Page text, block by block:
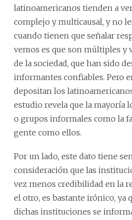
latinoamericanos tienden a
complejo y multicausal, y no
cuando tienen que señalar
vemos es que son múltiples y
de la sociedad, que han sido
informantes confiables. Pero
depositan los
estudio revela que la mayoría
o grupos informales como la
gente como ellos.
Por un lado, este dato tiene
consideración que las
vez menos credibilidad en la
el otro, es bastante irónico, ya
dichas instituciones se